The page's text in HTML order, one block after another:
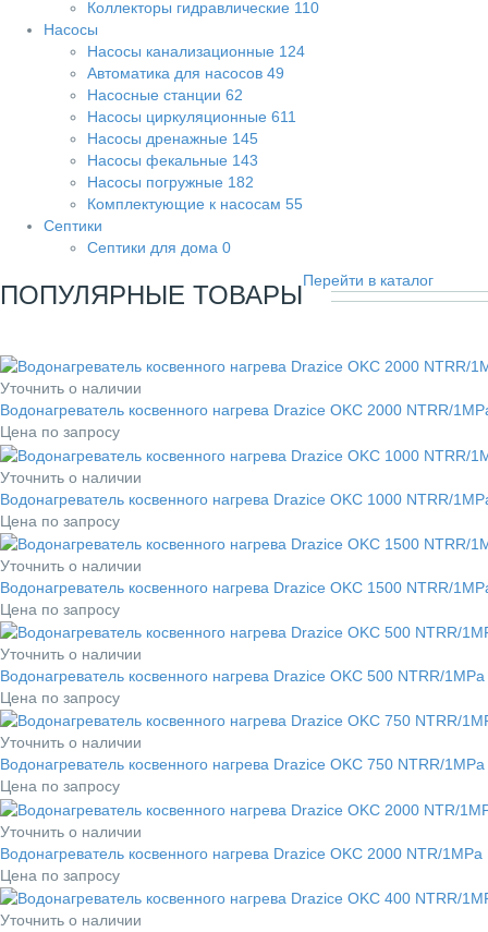
Коллекторы гидравлические 110
Насосы
Насосы канализационные 124
Автоматика для насосов 49
Насосные станции 62
Насосы циркуляционные 611
Насосы дренажные 145
Насосы фекальные 143
Насосы погружные 182
Комплектующие к насосам 55
Септики
Септики для дома 0
ПОПУЛЯРНЫЕ ТОВАРЫПерейти в каталог
Уточнить о наличии
Водонагреватель косвенного нагрева Drazice OKC 2000 NTRR/
Цена по запросу
Уточнить о наличии
Водонагреватель косвенного нагрева Drazice OKC 1000 NTRR/
Цена по запросу
Уточнить о наличии
Водонагреватель косвенного нагрева Drazice OKC 1500 NTRR/
Цена по запросу
Уточнить о наличии
Водонагреватель косвенного нагрева Drazice OKC 500 NTRR/
Цена по запросу
Уточнить о наличии
Водонагреватель косвенного нагрева Drazice OKC 750 NTRR/
Цена по запросу
Уточнить о наличии
Водонагреватель косвенного нагрева Drazice OKC 2000 NTR/
Цена по запросу
Уточнить о наличии